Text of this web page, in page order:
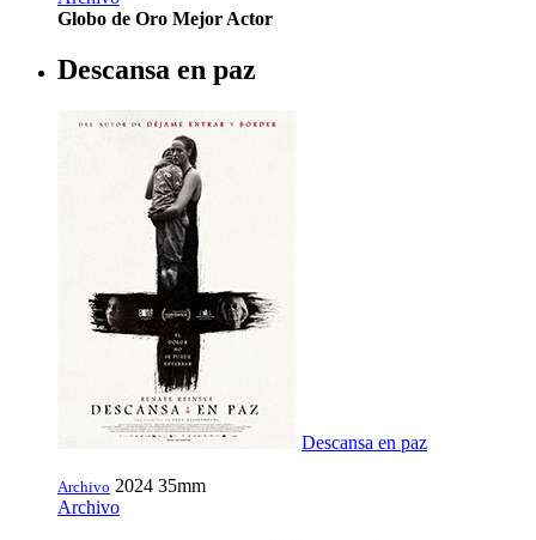
Globo de Oro Mejor Actor
Descansa en paz
Descansa en paz
Archivo 2024 35mm
Archivo